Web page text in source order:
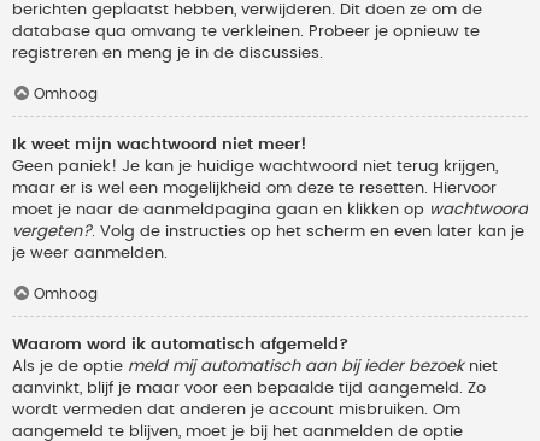
berichten geplaatst hebben, verwijderen. Dit doen ze om de
database qua omvang te verkleinen. Probeer je opnieuw te
registreren en meng je in de discussies.
Omhoog
Ik weet mijn wachtwoord niet meer!
Geen paniek! Je kan je huidige wachtwoord niet terug krijgen,
maar er is wel een mogelijkheid om deze te resetten. Hiervoor
moet je naar de aanmeldpagina gaan en klikken op wachtwoord
vergeten?. Volg de instructies op het scherm en even later kan je
je weer aanmelden.
Omhoog
Waarom word ik automatisch afgemeld?
Als je de optie meld mij automatisch aan bij ieder bezoekniet
aanvinkt, blijf je maar voor een bepaalde tijd aangemeld. Zo
wordt vermeden dat anderen je account misbruiken. Om
aangemeld te blijven, moet je bij het aanmelden de optie